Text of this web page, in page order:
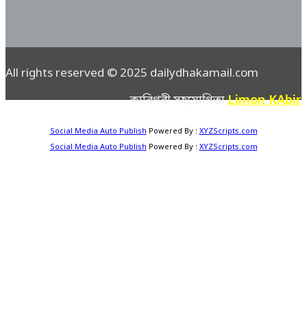
All rights reserved © 2025 dailydhakamail.com
কারিগরী সহযোগিতাLimon KAbir
Social Media Auto Publish Powered By : XYZScripts.com
Social Media Auto Publish Powered By : XYZScripts.com